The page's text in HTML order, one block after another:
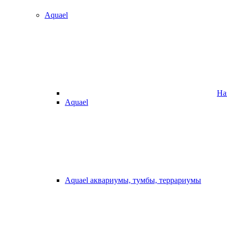
Aquael
Aquael
Aquael аквариумы, тумбы, террариумы